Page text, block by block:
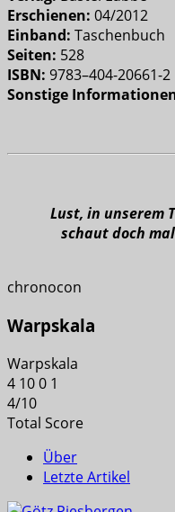
Erschienen: 04/2012
Einband: Taschenbuch
Seiten: 528
ISBN: 9783–404-20661-2
Sonstige
Lust, in unserem
schaut doch
chronocon
Warpskala
Warpskala
4 100 1
4/10
Total Score
Über
Letzte Artikel